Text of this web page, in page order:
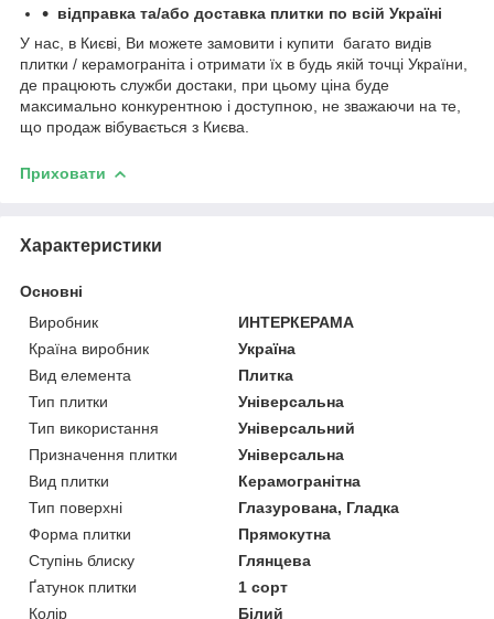
відправка та/або доставка плитки по всій Україні
У нас, в Києві, Ви можете замовити і купити багато видів
плитки / керамограніта і отримати їх в будь якій точці України,
де працюють служби достаки, при цьому ціна буде
максимально конкурентною і доступною, не зважаючи на те,
що продаж вібувається з Києва.
Приховати
Характеристики
Основні
Виробник
ИНТЕРКЕРАМА
Країна виробник
Україна
Вид елемента
Плитка
Тип плитки
Універсальна
Тип використання
Універсальний
Призначення плитки
Універсальна
Вид плитки
Керамогранітна
Тип поверхні
Глазурована, Гладка
Форма плитки
Прямокутна
Ступінь блиску
Глянцева
Ґатунок плитки
1 сорт
Колір
Білий